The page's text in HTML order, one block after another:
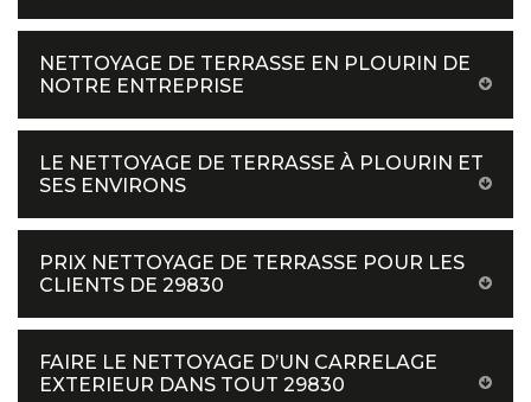
NETTOYAGE DE TERRASSE EN PLOURIN DE
NOTRE ENTREPRISE
LE NETTOYAGE DE TERRASSE À PLOURIN ET
SES ENVIRONS
PRIX NETTOYAGE DE TERRASSE POUR LES
CLIENTS DE 29830
FAIRE LE NETTOYAGE D’UN CARRELAGE
EXTERIEUR DANS TOUT 29830